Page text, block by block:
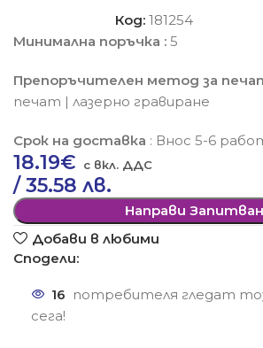
Код:181254
Минимална поръчка :5
Препоръчителен метод за
печат | лазерно гравиране
Срок на доставка : Внос 5-6
18.19€
/ 35.58 лв.
Направи
Добави в любими
Сподели:
16 потребителя гледат
сега!